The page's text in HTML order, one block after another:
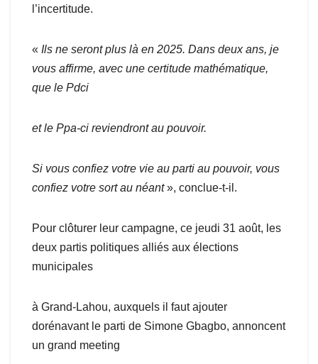
l’incertitude.
« Ils ne seront plus là en 2025. Dans deux ans, je
vous affirme, avec une certitude mathématique,
que le Pdci
et le Ppa-ci reviendront au pouvoir.
Si vous confiez votre vie au parti au pouvoir, vous
confiez votre sort au néant», conclue-t-il.
Pour clôturer leur campagne, ce jeudi 31 août, les
deux partis politiques alliés aux élections
municipales
à Grand-Lahou, auxquels il faut ajouter
dorénavant le parti de Simone Gbagbo, annoncent
un grand meeting